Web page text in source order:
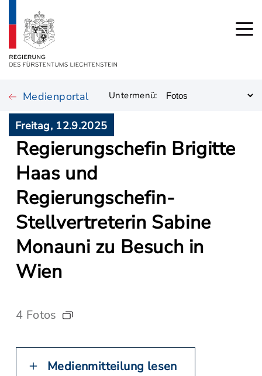
Medienportal Untermenü:
Freitag, 12.9.2025
Regierungschefin Brigitte
Haas und
Regierungschefin-
Stellvertreterin Sabine
Monauni zu Besuch in
Wien
4 Fotos
Medienmitteilung lesen